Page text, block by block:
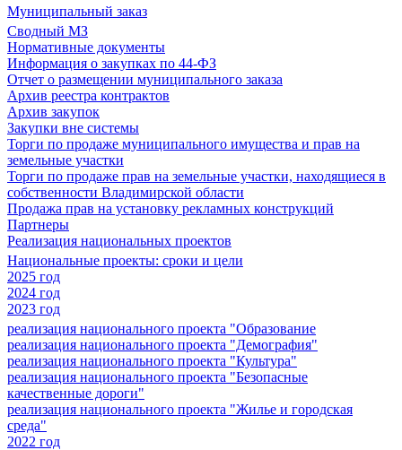
Муниципальный заказ
Сводный МЗ
Нормативные документы
Информация о закупках по 44-ФЗ
Отчет о размещении муниципального заказа
Архив реестра контрактов
Архив закупок
Закупки вне системы
Торги по продаже муниципального имущества и прав на
земельные участки
Торги по продаже прав на земельные участки, находящиеся в
собственности Владимирской области
Продажа прав на установку рекламных конструкций
Партнеры
Реализация национальных проектов
Национальные проекты: сроки и цели
2025 год
2024 год
2023 год
реализация национального проекта "Образование
реализация национального проекта "Демография"
реализация национального проекта "Культура"
реализация национального проекта "Безопасные
качественные дороги"
реализация национального проекта "Жилье и городская
среда"
2022 год